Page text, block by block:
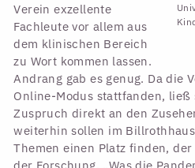
Verein exzellente
Fachleute vor allem aus
dem klinischen Bereich
zu Wort kommen lassen.
Andrang gab es genug. Da die
Online-Modus stattfanden, ließ
Zuspruch direkt an den
weiterhin sollen im
Themen einen Platz finden,
der Forschung. „Was die